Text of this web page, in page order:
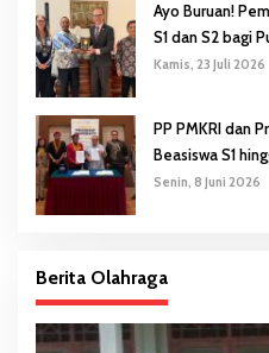
Ayo Buruan!
S1 dan
Kamis, 23 Juli 2026
PP PMKRI dan
Beasiswa S1
Senin, 8 Juni 2026
Berita Olahraga